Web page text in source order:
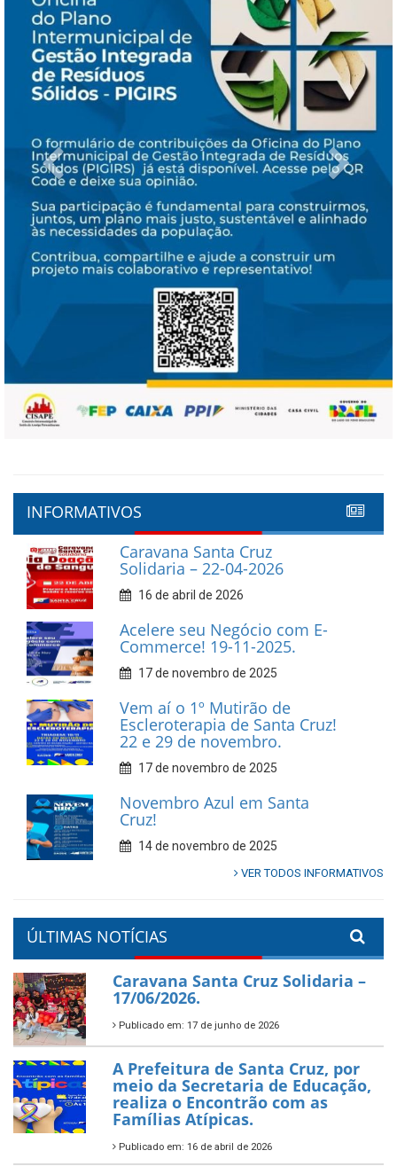
Previous Next
INFORMATIVOS
Caravana Santa Cruz
Solidaria – 22-04-2026
16 de abril de 2026
Acelere seu Negócio com E-
Commerce! 19-11-2025.
17 de novembro de 2025
Vem aí o 1º Mutirão de
Escleroterapia de Santa Cruz!
22 e 29 de novembro.
17 de novembro de 2025
Novembro Azul em Santa
Cruz!
14 de novembro de 2025
VER TODOS INFORMATIVOS
ÚLTIMAS NOTÍCIAS
Caravana Santa Cruz Solidaria –
17/06/2026.
Publicado em: 17 de junho de 2026
A Prefeitura de Santa Cruz, por
meio da Secretaria de Educação,
realiza o Encontrão com as
Famílias Atípicas.
Publicado em: 16 de abril de 2026